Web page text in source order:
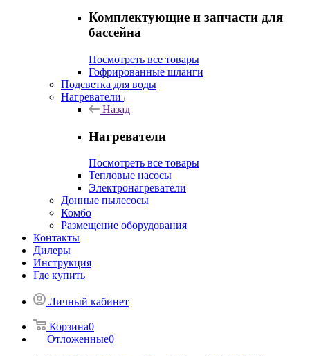
Комплектующие и запчасти для
бассейна
Посмотреть все товары
Гофрированные шланги
Подсветка для воды
Нагреватели
Назад
Нагреватели
Посмотреть все товары
Тепловые насосы
Электронагреватели
Донные пылесосы
Комбо
Размещение оборудования
Контакты
Дилеры
Инструкция
Где купить
Личный кабинет
Корзина0
Отложенные0